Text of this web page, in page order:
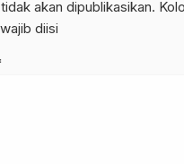
akan dipublikasikan.
diisi